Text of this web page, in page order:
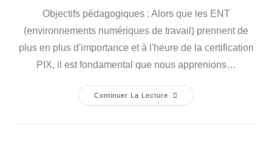
Objectifs pédagogiques : Alors que les ENT
(environnements numériques de travail) prennent de
plus en plus d'importance et à l'heure de la certification
PIX, il est fondamental que nous apprenions…
Continuer La Lecture